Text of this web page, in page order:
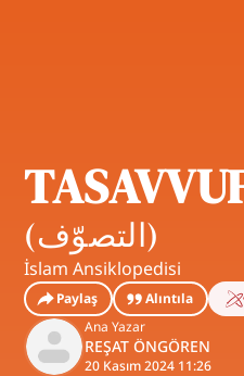
(التصوّف)
İslam Ansiklopedisi
Paylaş
Alıntıla
Ana Yazar
REŞAT ÖNGÖREN
20 Kasım 2024 11:26